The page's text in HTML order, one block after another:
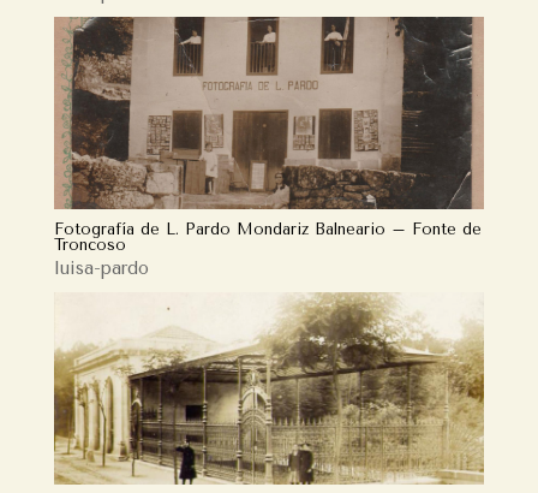
Fotografía de L. Pardo Mondariz Balneario – Fonte de
Troncoso
luisa-pardo